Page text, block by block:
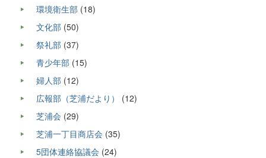
環境衛生部 (18)
文化部 (50)
祭礼部 (37)
青少年部 (15)
婦人部 (12)
広報部（芝浦だより）
(12)
芝浦会 (29)
芝浦一丁目商店会 (35)
5団体連絡協議会 (24)